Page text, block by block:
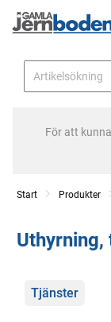
För att
Start Produkter
Kategorier
Tjänster